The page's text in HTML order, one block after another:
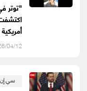
"توتر
2026/04/12
سي